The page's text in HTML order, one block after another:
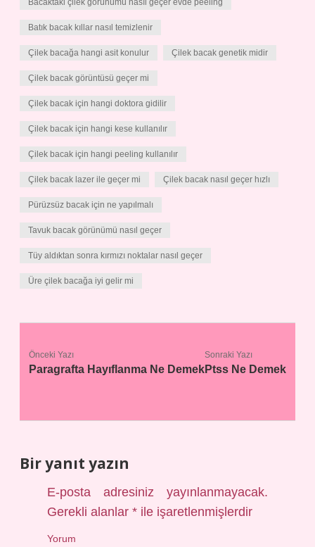
Bacaktaki çilek görünümü nasıl geçer evde peeling
Batık bacak kıllar nasıl temizlenir
Çilek bacağa hangi asit konulur Çilek bacak genetik midir
Çilek bacak görüntüsü geçer mi
Çilek bacak için hangi doktora gidilir
Çilek bacak için hangi kese kullanılır
Çilek bacak için hangi peeling kullanılır
Çilek bacak lazer ile geçer mi Çilek bacak nasıl geçer hızlı
Pürüzsüz bacak için ne yapılmalı
Tavuk bacak görünümü nasıl geçer
Tüy aldıktan sonra kırmızı noktalar nasıl geçer
Üre çilek bacağa iyi gelir mi
Önceki Yazı
Paragrafta Hayıflanma Ne Demek
Sonraki Yazı
Ptss Ne Demek
Bir yanıt yazın
E-posta adresiniz yayınlanmayacak.
Gerekli alanlar* ile işaretlenmişlerdir
Yorum